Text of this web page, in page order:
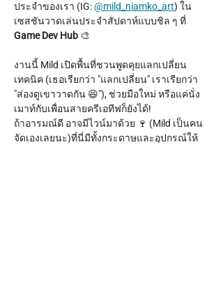
ประจำของเรา (IG: @mild_niamko_art) ใน
เซสชันวาดเล่นประจำสัปดาห์แบบชิล ๆ ที่
Game Dev Hub 🎨
งานนี้ Mild เปิดพื้นที่ชวนพูดคุยแลกเปลี่ยน
เทคนิค (เธอเรียกว่า "แลกเปลี่ยน" เราเรียกว่า
"ส่องดูเขาวาดกัน 😆"), ช่วยมือใหม่ หรือแค่นั่ง
เมาท์กับเพื่อนสายครีเอทีฟก็ยังได้!
ถ้าอารมณ์ดี อาจมีไวน์มาด้วย 🍷 (Mild เป็นคน
จัดเองเลยนะ)ที่นี่มีทั้งกระดาษและอุปกรณ์ให้